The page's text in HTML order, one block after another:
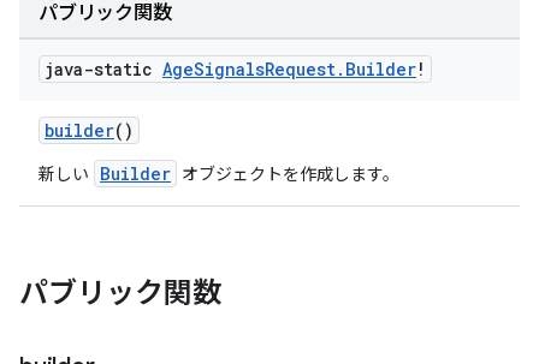
パブリック関数
java-static AgeSignalsRequest. Builder!
builder()
新しい Builder オブジェクトを作成します。
パブリック関数